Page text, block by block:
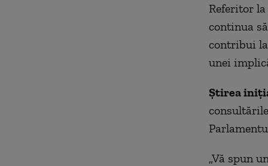
Referitor
continua
contribui
unei
Știrea
„Vă spun